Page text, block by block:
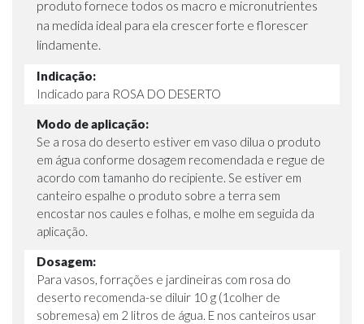
produto fornece todos os macro e micronutrientes
na medida ideal para ela crescer forte e florescer
lindamente.
Indicação:
Indicado para ROSA DO DESERTO
Modo de aplicação:
Se a rosa do deserto estiver em vaso dilua o produto
em água conforme dosagem recomendada e regue de
acordo com tamanho do recipiente. Se estiver em
canteiro espalhe o produto sobre a terra sem
encostar nos caules e folhas, e molhe em seguida da
aplicação.
Dosagem:
Para vasos, forrações e jardineiras com rosa do
deserto recomenda-se diluir 10 g (1colher de
sobremesa) em 2 litros de água. E nos canteiros usar